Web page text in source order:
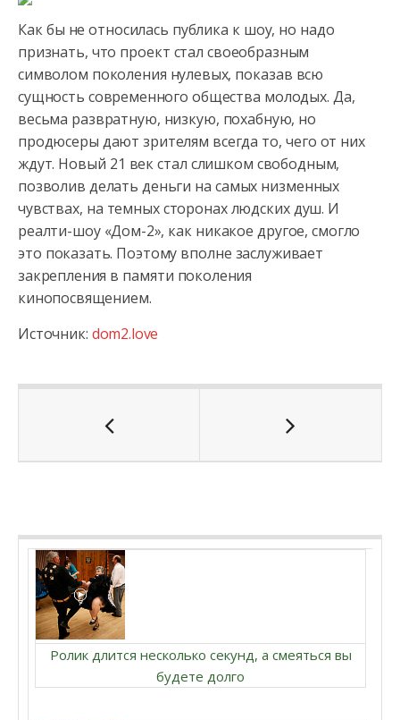
Как бы не относилась публика к шоу, но надо
признать, что проект стал своеобразным
символом поколения нулевых, показав всю
сущность современного общества молодых. Да,
весьма развратную, низкую, похабную, но
продюсеры дают зрителям всегда то, чего от них
ждут. Новый 21 век стал слишком свободным,
позволив делать деньги на самых низменных
чувствах, на темных сторонах людских душ. И
реалти-шоу «Дом-2», как никакое другое, смогло
это показать. Поэтому вполне заслуживает
закрепления в памяти поколения
кинопосвящением.
Источник: dom2.love
Ролик длится несколько секунд, а смеяться вы
будете долго